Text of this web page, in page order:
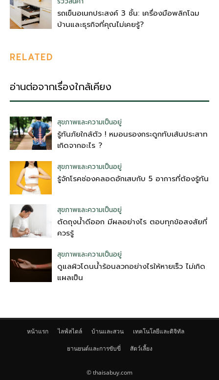
รถเข็นอเนกประสงค์ 3 ชั้น: เครื่องมือพลิกโฉม
บ้านและธุรกิจที่คุณไม่เคยรู้?
RELATED
อ่านต่อจากเรื่องใกล้เคียง
สุขภาพและความเป็นอยู่
รู้ทันภัยใกล้ตัว ! หมอนรองกระดูกทับเส้นประสาท
เกิดจากอะไร ?
สุขภาพและความเป็นอยู่
รู้จักโรคช่องคลอดอักเสบกับ 5 อาการที่ต้องรู้ทัน
สุขภาพและความเป็นอยู่
ตัดถุงน้ําดีออก มีผลอย่างไร ตอบทุกข้อสงสัยที่
ควรรู้
สุขภาพและความเป็นอยู่
ดูแลผิวโดนน้ำร้อนลวกอย่างไรให้หายเร็ว ไม่เกิด
แผลเป็น
หน้าแรก ไลฟ์สไตล์ บ้านและสวน เทคโนโลยีและดิจิทัล
ยานยนต์และการขับขี่ สัตว์เลี้ยง
© thaisabuy.com